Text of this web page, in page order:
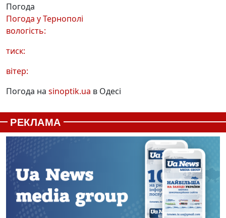
Погода
Погода уТернополі
вологість:
тиск:
вітер:
Погода на sinoptik.ua в Одесі
РЕКЛАМА